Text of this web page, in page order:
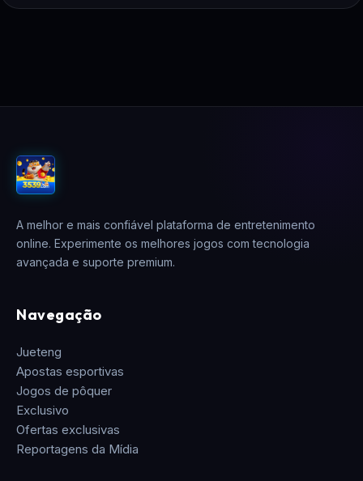
A melhor e mais confiável plataforma de entretenimento
online. Experimente os melhores jogos com tecnologia
avançada e suporte premium.
Navegação
Jueteng
Apostas esportivas
Jogos de pôquer
Exclusivo
Ofertas exclusivas
Reportagens da Mídia